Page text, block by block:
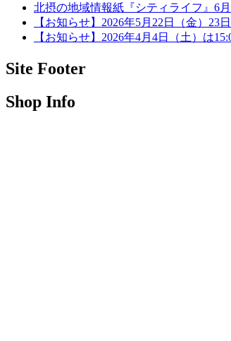
北摂の地域情報紙『シティライフ』6
【お知らせ】2026年5月22日（金）23
【お知らせ】2026年4月4日（土）は
Site Footer
Shop Info